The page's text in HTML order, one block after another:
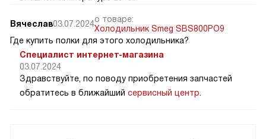
Вячеслав03.07.2024о товаре:
Холодильник Smeg SBS800PO9
Где купить полки для этого холодильника?
Специалист интернет-магазина
03.07.2024
Здравствуйте, по поводу приобретения запчастей
обратитесь в ближайший сервисный центр